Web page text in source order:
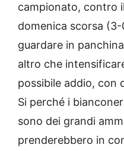
campionato, contro il
domenica scorsa
guardare in
altro che
possibile addio, con
Si perché i
sono dei grandi
prenderebbero in